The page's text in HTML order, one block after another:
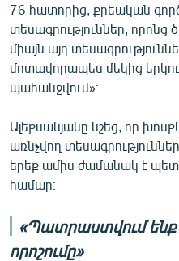
76 հատորից, քրեական
տեսագրություններ, որոնց
միայն այդ
մոտավորապես մեկից
պահանջվում»։
Ալեքսանյանը նշեց, որ
առնչվող
երեք ամիս ժամանակ է
համար։
«Պատրաստվում ենք
որոշումը»